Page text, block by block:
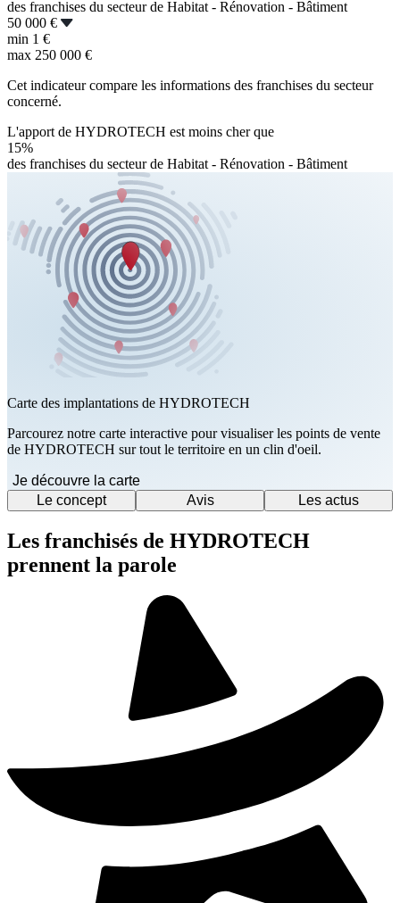
des franchises du secteur de Habitat - Rénovation - Bâtiment
50 000 €
min 1 €
max 250 000 €
Cet indicateur compare les informations des franchises du secteur
concerné.
L'apport de HYDROTECH est moins cher que
15%
des franchises du secteur de Habitat - Rénovation - Bâtiment
Carte des implantations de HYDROTECH
Parcourez notre carte interactive pour visualiser les points de vente
de HYDROTECH sur tout le territoire en un clin d'oeil.
Je découvre la carte
Le concept
Avis Les actus
Les franchisés de HYDROTECH
prennent la parole